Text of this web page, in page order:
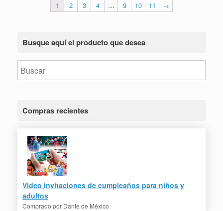
1 2 3 4 … 9 10 11 →
Busque aquí el producto que desea
Compras recientes
Video invitaciones de cumpleaños para niños y
adultos
Comprado por Dante de México